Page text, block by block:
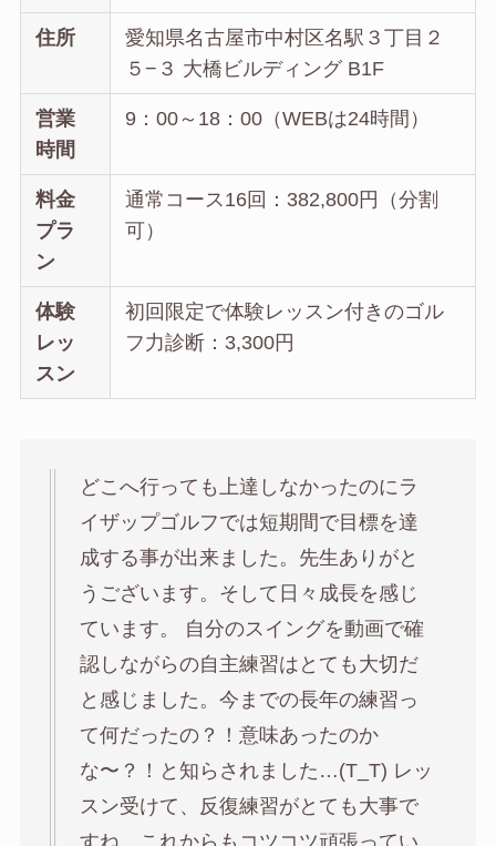
住所
愛知県名古屋市中村区名駅３丁目２
５−３ 大橋ビルディング B1F
営業
時間
9：00～18：00（WEBは24時間）
料金
プラ
ン
通常コース16回：382,800円（分割
可）
体験
レッ
スン
初回限定で体験レッスン付きのゴル
フ力診断：3,300円
どこへ行っても上達しなかったのにラ
イザップゴルフでは短期間で目標を達
成する事が出来ました。先生ありがと
うございます。そして日々成長を感じ
ています。 自分のスイングを動画で確
認しながらの自主練習はとても大切だ
と感じました。今までの長年の練習っ
て何だったの？！意味あったのか
な〜？！と知らされました…(T_T) レッ
スン受けて、反復練習がとても大事で